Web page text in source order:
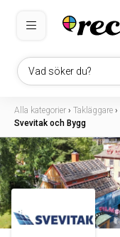
Vad söker du?
Alla kategorier › Takläggare ›
Svevitak och Bygg